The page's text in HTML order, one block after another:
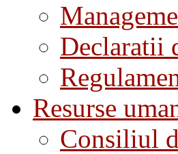
Declaratii
Resurse
Consiliul